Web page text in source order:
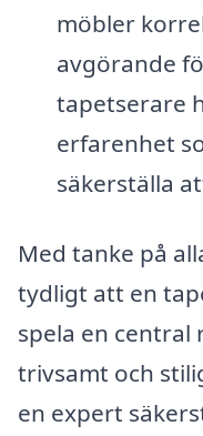
möbler
avgörande
tapetserare
erfarenhet
säkerställa
Med tanke på
tydligt att en
spela en central
trivsamt och
en expert